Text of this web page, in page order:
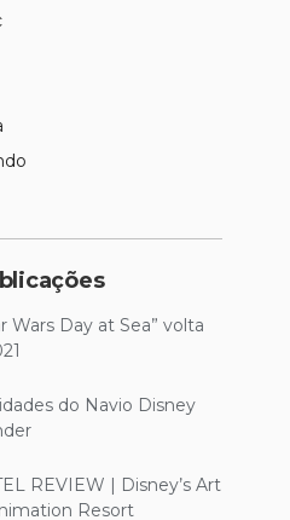
Wars Day at Sea” volta
do Navio Disney
REVIEW | Disney’s Art
Resort